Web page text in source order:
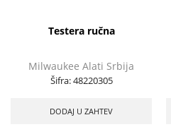
Testera ručna
Milwaukee Alati Srbija
Šifra:48220305
DODAJ U ZAHTEV